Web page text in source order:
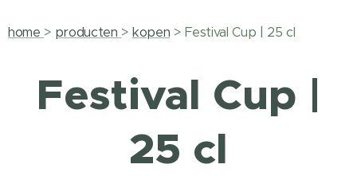
home > producten > kopen > Festival Cup | 25 cl
Festival Cup |
25 cl